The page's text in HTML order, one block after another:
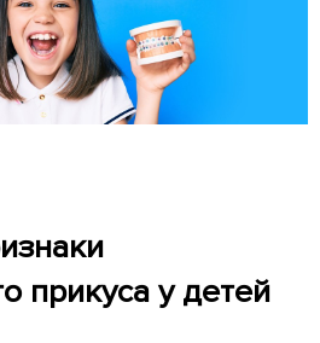
прикуса у детей